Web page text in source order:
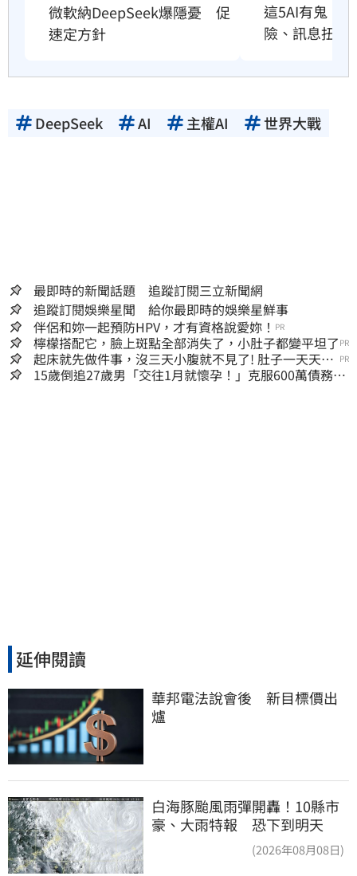
微軟納DeepSeek爆隱憂　促
速定方針
這5AI有鬼！
險、訊息扭曲
DeepSeek AI 主權AI 世界大戰
最即時的新聞話題 追蹤訂閱三立新聞網
追蹤訂閱娛樂星聞 給你最即時的娛樂星鮮事
伴侶和妳一起預防HPV，才有資格說愛妳！ PR
檸檬搭配它，臉上斑點全部消失了，小肚子都變平坦了 PR
起床就先做件事，沒三天小腹就不見了! 肚子一天天變
小！
PR
15歲倒追27歲男「交往1月就懷孕！」克服600萬債務
延伸閱讀
華邦電法說會後　新目標價出
爐
白海豚颱風雨彈開轟！10縣市
豪、大雨特報 恐下到明天
(2026年08月08日)